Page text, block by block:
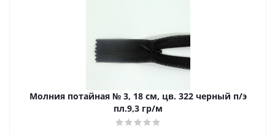
Молния потайная № 3, 18 см, цв. 322 черный п/э
пл.9,3 гр/м